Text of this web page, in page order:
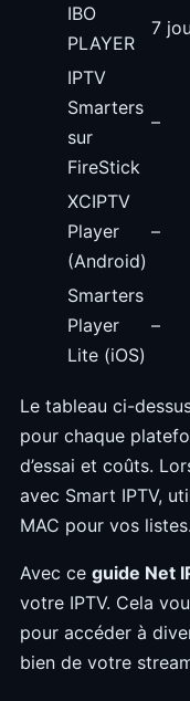
IBO
PLAYER
7
IPTV
Smarters
sur
FireStick
–
XCIPTV
Player
(Android)
–
Smarters
Player
Lite (iOS)
–
Le tableau ci-
pour chaque
d’essai et coûts.
avec Smart IPTV,
MAC pour vos listes.
Avec ce guide Net
votre IPTV. Cela
pour accéder à
bien de votre